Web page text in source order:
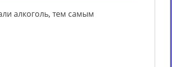
алкоголь, тем самым